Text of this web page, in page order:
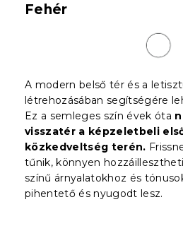
Fehér
A modern belső tér és a
létrehozásában segítségére
Ez a semleges szín évek óta
visszatér a képzeletbeli
közkedveltség terén.
tűnik, könnyen
színű árnyalatokhoz és
pihentető és nyugodt lesz.